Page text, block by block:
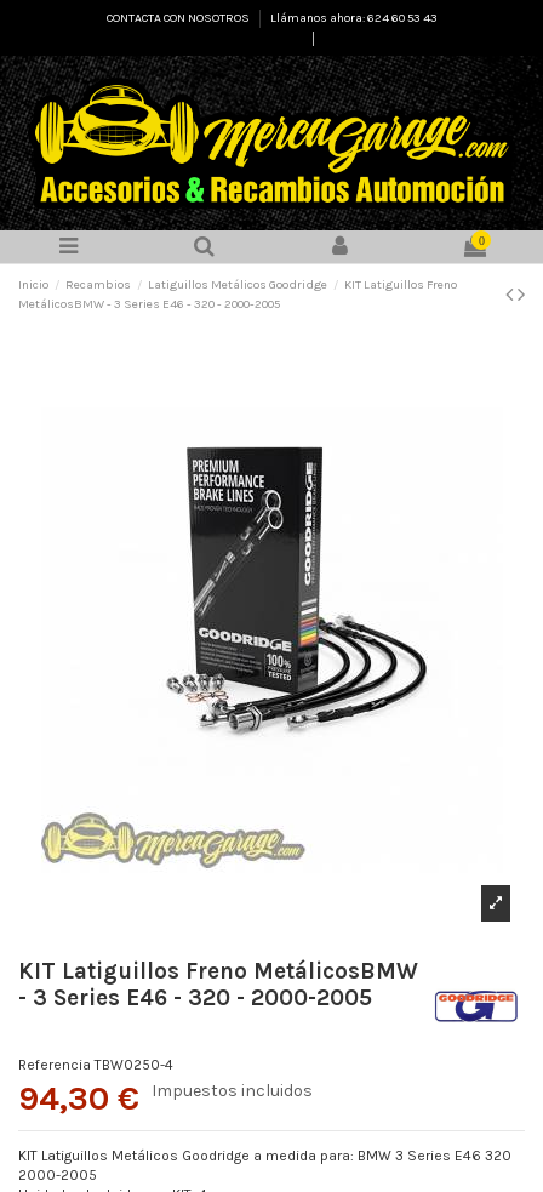
CONTACTA CON NOSOTROS
Llámanos ahora: 624 60 53 43
0
Inicio Recambios Latiguillos Metálicos Goodridge
KIT Latiguillos Freno
MetálicosBMW - 3 Series E46 - 320 - 2000-2005
KIT Latiguillos Freno MetálicosBMW
- 3 Series E46 - 320 - 2000-2005
Referencia TBW0250-4
94,30 € Impuestos incluidos
KIT Latiguillos Metálicos Goodridge a medida para: BMW 3 Series E46 320
2000-2005